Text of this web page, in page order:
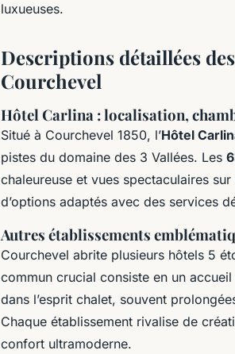
luxueuses.
Descriptions détaillées
Courchevel
Hôtel Carlina : localisation,
Situé à Courchevel 1850, l’Hôtel
pistes du domaine des 3 Vallées. Les
chaleureuse et vues spectaculaires
d’options adaptés avec des services
Autres établissements
Courchevel abrite plusieurs hôtels 5
commun crucial consiste en un
dans l’esprit chalet, souvent
Chaque établissement rivalise de
confort ultramoderne.